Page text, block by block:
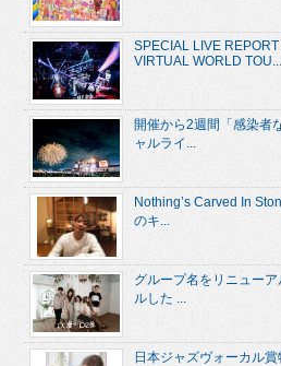
SPECIAL LIVE
VIRTUAL WORLD TOU...
開催から2週間「感染者
ャルライ...
Nothing’s Carved In
のキ...
グループ名をリニュー
ルした ...
日本ジャズヴォーカル